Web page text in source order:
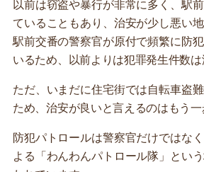
以前は窃盗や暴行が非常に多く、駅
ていることもあり、治安が少し悪い
駅前交番の警察官が原付で頻繁に防
いるため、以前よりは犯罪発生件数は
ただ、いまだに住宅街では自転車盗
ため、治安が良いと言えるのはもう一
防犯パトロールは警察官だけではな
よる「わんわんパトロール隊」とい